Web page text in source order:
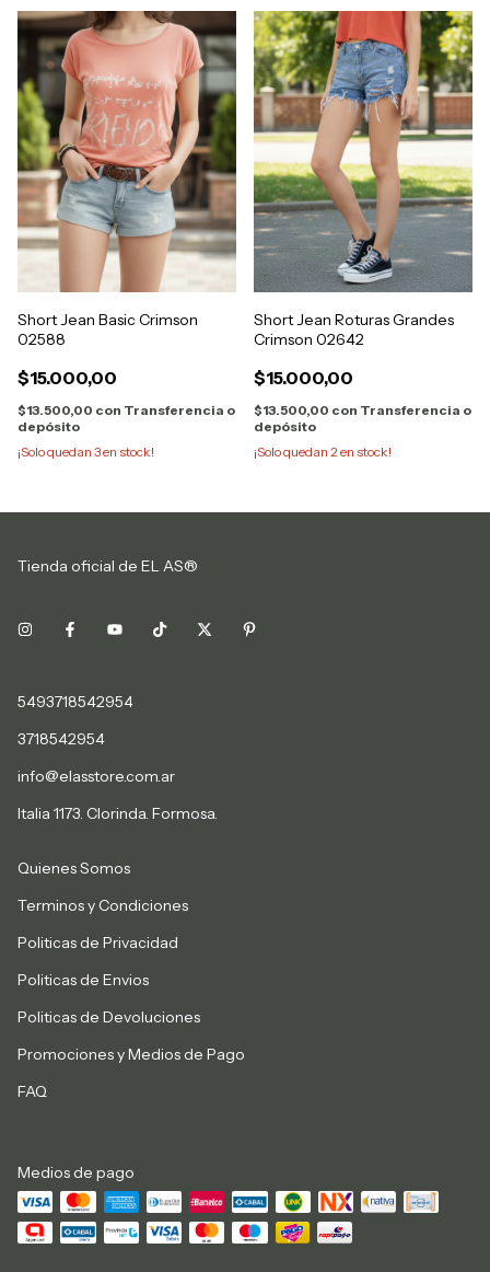
Short Jean Basic Crimson
02588
$15.000,00
$13.500,00 con Transferencia o
depósito
¡Solo quedan 3en stock!
Short Jean Roturas Grandes
Crimson 02642
$15.000,00
$13.500,00 con Transferencia o
depósito
¡Solo quedan 2 en stock!
Tienda oficial de EL AS®
5493718542954
3718542954
info@elasstore.com.ar
Italia 1173. Clorinda. Formosa.
Quienes Somos
Terminos y Condiciones
Politicas de Privacidad
Politicas de Envios
Politicas de Devoluciones
Promociones y Medios de Pago
FAQ
Medios de pago